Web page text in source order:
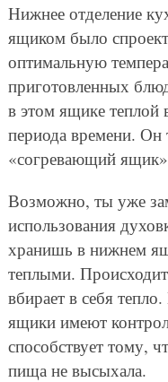
Нижнее отделение
ящиком было
оптимальную
приготовленных
в этом ящике теплой
периода времени. Он
«согревающий
Возможно, ты уже
использования
хранишь в нижнем
теплыми.
вбирает в себя
ящики имеют
способствует тому,
пища не высыхала.